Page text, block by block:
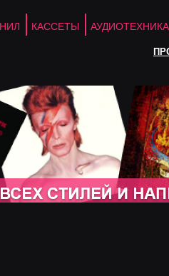
КАССЕТЫ АУДИОТЕХНИКА